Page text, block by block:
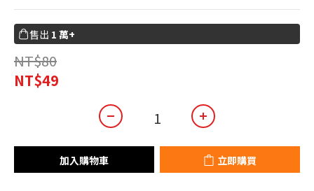
售出 1 萬+
NT$80
NT$49
加入購物車 立即購買